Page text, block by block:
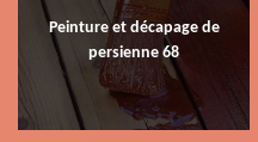
Peinture et décapage de
persienne 68